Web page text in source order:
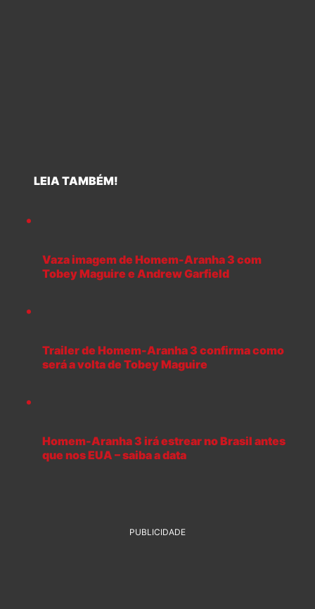
LEIA TAMBÉM!
Vaza imagem de Homem-Aranha 3 com
Tobey Maguire e Andrew Garfield
Trailer de Homem-Aranha 3 confirma como
será a volta de Tobey Maguire
Homem-Aranha 3 irá estrear no Brasil antes
que nos EUA – saiba a data
PUBLICIDADE